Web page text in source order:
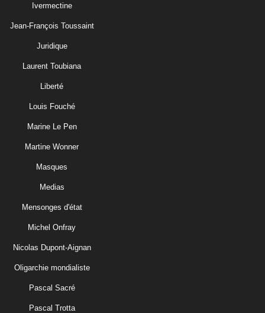
Ivermectine
Jean-François Toussaint
Juridique
Laurent Toubiana
Liberté
Louis Fouché
Marine Le Pen
Martine Wonner
Masques
Medias
Mensonges d'état
Michel Onfray
Nicolas Dupont-Aignan
Oligarchie mondialiste
Pascal Sacré
Pascal Trotta